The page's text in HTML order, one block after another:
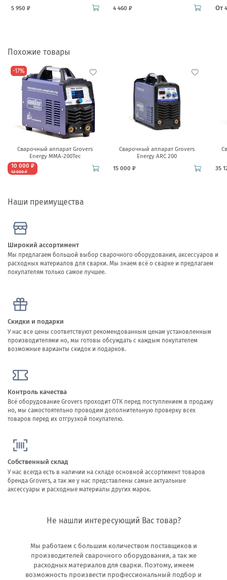
5 950 ₽
4 460 ₽
От
Похожие товары
-17%
Сварочный аппарат Grovers
Energy MMA-200Tec
10 000 ₽
12 000 ₽
Сварочный аппарат Grovers
Energy ARC 200
15 000 ₽
35
Наши преимущества
Широкий ассортимент
Мы предлагаем большой выбор сварочного оборудования, аксессуаров и
расходных материалов для сварки. Мы знаем всё о сварке и предлагаем
покупателям только самое лучшее.
Скидки и подарки
У нас все цены соответствуют рекомендованным ценам установленным
производителями но, мы готовы обсуждать с каждым покупателем
возможные варианты скидок и подарков.
Контроль качества
Всё оборудование Grovers проходит ОТК перед поступлением в продажу
но, мы самостоятельно проводим дополнительную проверку всех
товаров перед их отгрузкой покупателю.
Собственный склад
У нас всегда есть в наличии на складе основной ассортимент товаров
бренда Grovers, а так же у нас представлены самые актуальные
аксессуары и расходные материалы других марок.
Не нашли интересующий Вас товар?
Мы работаем с большим количеством поставщиков и
производителей сварочного оборудования, а так же
расходных материалов для сварки. Поэтому, имеем
возможность произвести профессиональный подбор и